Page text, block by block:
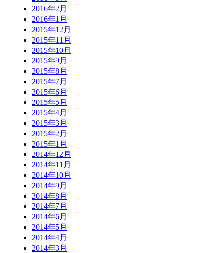
2016年2月
2016年1月
2015年12月
2015年11月
2015年10月
2015年9月
2015年8月
2015年7月
2015年6月
2015年5月
2015年4月
2015年3月
2015年2月
2015年1月
2014年12月
2014年11月
2014年10月
2014年9月
2014年8月
2014年7月
2014年6月
2014年5月
2014年4月
2014年3月